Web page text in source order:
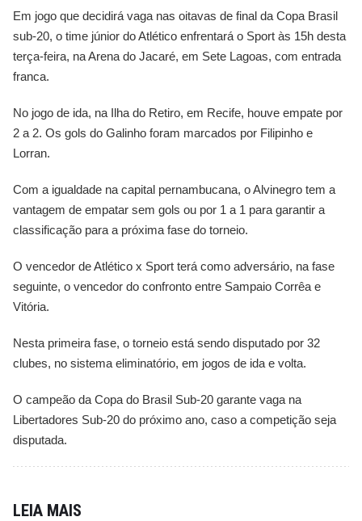
Em jogo que decidirá vaga nas oitavas de final da Copa Brasil
sub-20, o time júnior do Atlético enfrentará o Sport às 15h desta
terça-feira, na Arena do Jacaré, em Sete Lagoas, com entrada
franca.
No jogo de ida, na Ilha do Retiro, em Recife, houve empate por
2 a 2. Os gols do Galinho foram marcados por Filipinho e
Lorran.
Com a igualdade na capital pernambucana, o Alvinegro tem a
vantagem de empatar sem gols ou por 1 a 1 para garantir a
classificação para a próxima fase do torneio.
O vencedor de Atlético x Sport terá como adversário, na fase
seguinte, o vencedor do confronto entre Sampaio Corrêa e
Vitória.
Nesta primeira fase, o torneio está sendo disputado por 32
clubes, no sistema eliminatório, em jogos de ida e volta.
O campeão da Copa do Brasil Sub-20 garante vaga na
Libertadores Sub-20 do próximo ano, caso a competição seja
disputada.
LEIA MAIS